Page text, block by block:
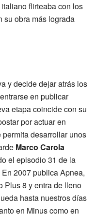
flirteaba con los
su obra más lograda
y decide dejar atrás los
en publicar
etapa coincide con su
por actuar en
desarrollar unos
Marco Carola
el episodio 31 de la
2007 publica Apnea,
Plus 8 y entra de lleno
hasta nuestros días
en Minus como en